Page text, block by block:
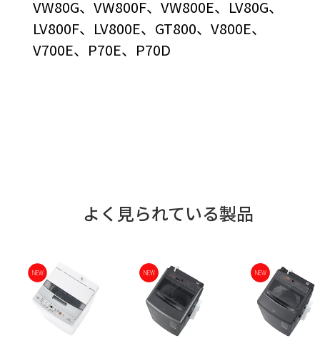
VW80G、VW800F、VW800E、LV80G、
LV800F、LV800E、GT800、V800E、
V700E、P70E、P70D
よく見られている製品
NEW NEW
NEW NEW
NEW